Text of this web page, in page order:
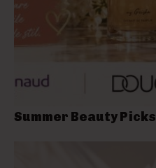
Summer Beauty Picks